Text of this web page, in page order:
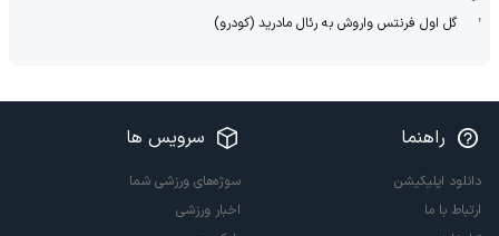
گل اول فرنتس واروش به رئال مادرید (کودرو)
راهنما
دانلود اپلیکیشن
ارتباط با ما
سرویس ها
سوژه‌های ورزشی شما
اخبار ورزشی